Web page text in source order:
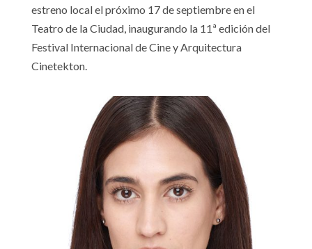
estreno local el próximo 17 de septiembre en el
Teatro de la Ciudad, inaugurando la 11ª edición del
Festival Internacional de Cine y Arquitectura
Cinetekton.